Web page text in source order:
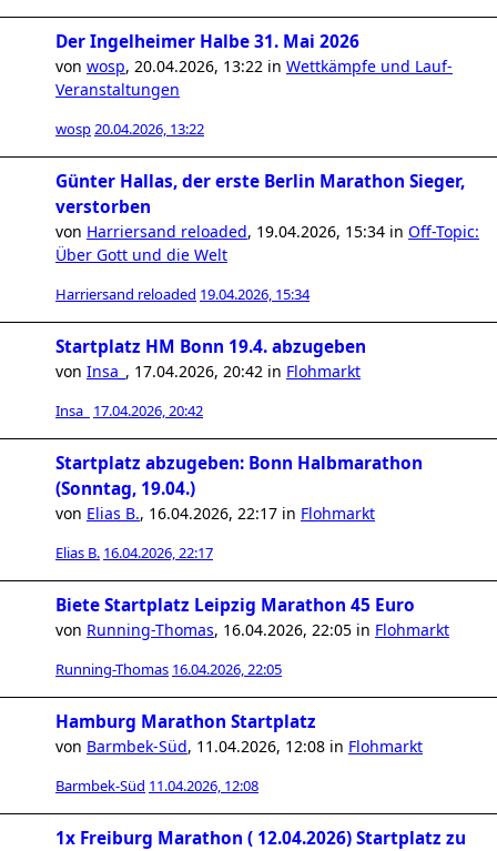
Der Ingelheimer Halbe 31. Mai 2026
von wosp, 20.04.2026, 13:22 in Wettkämpfe und Lauf-
Veranstaltungen
wosp20.04.2026, 13:22
Günter Hallas, der erste Berlin Marathon Sieger,
verstorben
von Harriersand reloaded, 19.04.2026, 15:34 in Off-Topic:
Über Gott und die Welt
Harriersand reloaded 19.04.2026, 15:34
Startplatz HM Bonn 19.4. abzugeben
von Insa_ , 17.04.2026, 20:42 in Flohmarkt
Insa_ 17.04.2026, 20:42
Startplatz abzugeben: Bonn Halbmarathon
(Sonntag, 19.04.)
von Elias B., 16.04.2026, 22:17 in Flohmarkt
Elias B. 16.04.2026, 22:17
Biete Startplatz Leipzig Marathon 45 Euro
von Running-Thomas, 16.04.2026, 22:05 in Flohmarkt
Running-Thomas 16.04.2026, 22:05
Hamburg Marathon Startplatz
von Barmbek-Süd, 11.04.2026, 12:08 in Flohmarkt
Barmbek-Süd 11.04.2026, 12:08
1x Freiburg Marathon ( 12.04.2026) Startplatz zu